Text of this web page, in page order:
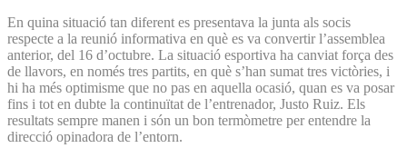
En quina situació tan diferent es presentava la junta als socis
respecte a la reunió informativa en què es va convertir l’assemblea
anterior, del 16 d’octubre. La situació esportiva ha canviat força des
de llavors, en només tres partits, en què s’han sumat tres victòries, i
hi ha més optimisme que no pas en aquella ocasió, quan es va posar
fins i tot en dubte la continuïtat de l’entrenador, Justo Ruiz. Els
resultats sempre manen i són un bon termòmetre per entendre la
direcció opinadora de l’entorn.